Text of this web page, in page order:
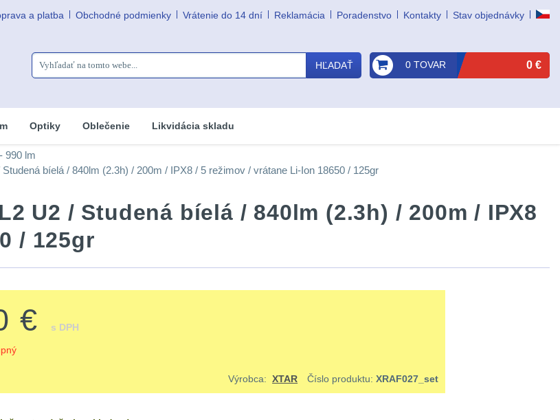
a platba Obchodné podmienky Vrátenie do 14 dní Reklamácia Poradenstvo Kontakty Stav objednávky
HĽADAŤ 0 TOVAR 0 €
Optiky Oblečenie Likvidácia skladu
990 lm
bíelá / 840lm (2.3h) / 200m / IPX8 / 5 režimov / vrátane Li-Ion 18650 / 125gr
U2 / Studená bíelá / 840lm (2.3h) / 200m / IPX8
/ 125gr
€ s DPH
Výrobca:XTAR Číslo produktu:XRAF027_set